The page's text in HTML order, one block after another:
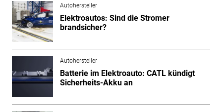
Autohersteller
Elektroautos: Sind die Stromer
brandsicher?
Autohersteller
Batterie im Elektroauto: CATL kündigt
Sicherheits-Akku an